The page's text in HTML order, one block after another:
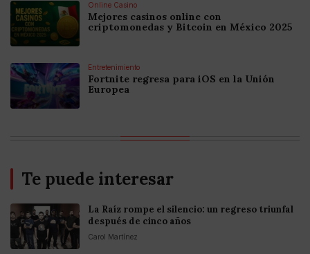
Online Casino
Mejores casinos online con
criptomonedas y Bitcoin en México 2025
Entretenimiento
Fortnite regresa para iOS en la Unión
Europea
Te puede interesar
La Raíz rompe el silencio: un regreso triunfal
después de cinco años
Carol Martínez